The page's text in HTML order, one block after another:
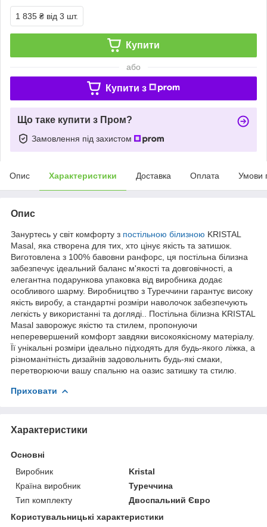
1 835 ₴ від 3 шт.
Купити
або
Купити з
Що таке купити з Пром?
Замовлення під захистом
Опис Характеристики Доставка Оплата Умови
Опис
Зануртесь у світ комфорту з постільною білизною KRISTAL
Masal, яка створена для тих, хто цінує якість та затишок.
Виготовлена з 100% бавовни ранфорс, ця постільна білизна
забезпечує ідеальний баланс м'якості та довговічності, а
елегантна подарункова упаковка від виробника додає
особливого шарму. Виробництво з Туреччини гарантує високу
якість виробу, а стандартні розміри наволочок забезпечують
легкість у використанні та догляді.. Постільна білизна KRISTAL
Masal заворожує якістю та стилем, пропонуючи
неперевершений комфорт завдяки високоякісному матеріалу.
Її унікальні розміри ідеально підходять для будь-якого ліжка, а
різноманітність дизайнів задовольнить будь-які смаки,
перетворюючи вашу спальню на оазис затишку та стилю.
Приховати
Характеристики
Основні
Виробник
Kristal
Країна виробник
Туреччина
Тип комплекту
Двоспальний Євро
Користувальницькі характеристики